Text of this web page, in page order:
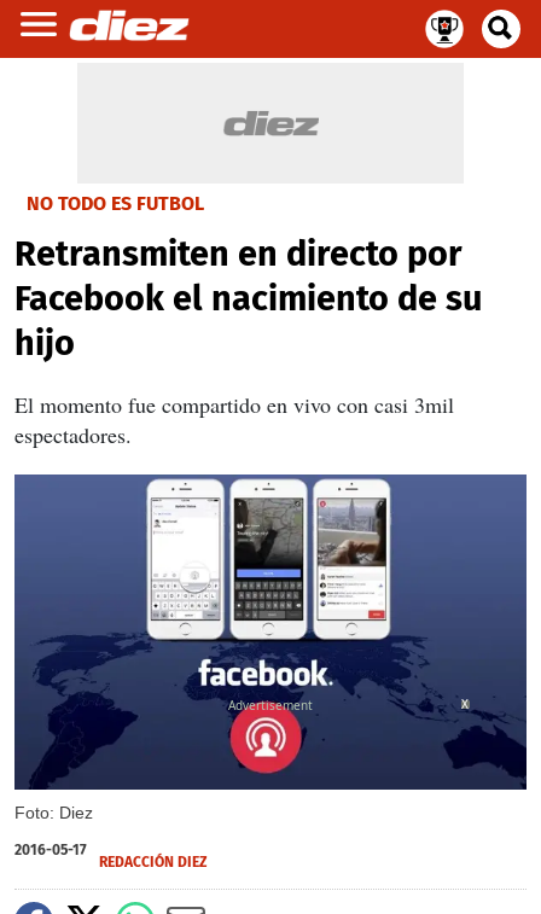
NO TODO ES FUTBOL
Retransmiten en directo por
Facebook el nacimiento de su
hijo
El momento fue compartido en vivo con casi 3mil
espectadores.
Foto: Diez
X
2016-05-17
REDACCIÓN DIEZ